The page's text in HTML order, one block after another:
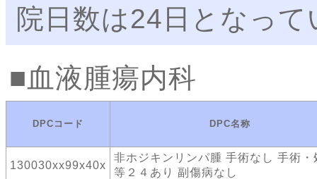
院日数は24日となって
血液腫瘍内科
DPCコード DPC名称
130030xx99x40x
非ホジキンリンパ腫 手術なし 手術・
等２４あり 副傷病なし